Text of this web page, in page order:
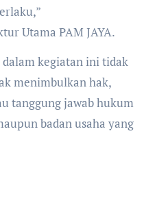
Utama PAM JAYA.
kegiatan ini tidak
menimbulkan hak,
tanggung jawab hukum
badan usaha yang